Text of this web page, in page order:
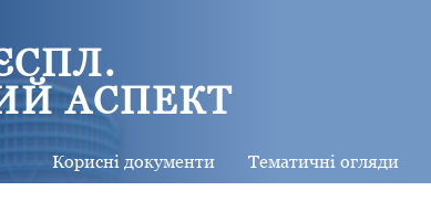
АСПЕКТ
Корисні документи Тематичні огляди